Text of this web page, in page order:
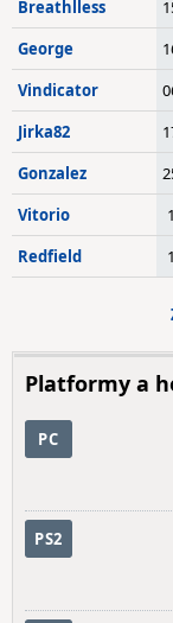
Breathlless
George
Vindicator
Jirka82
Gonzalez
Vitorio
Redfield
Platformy a
PC
PS2